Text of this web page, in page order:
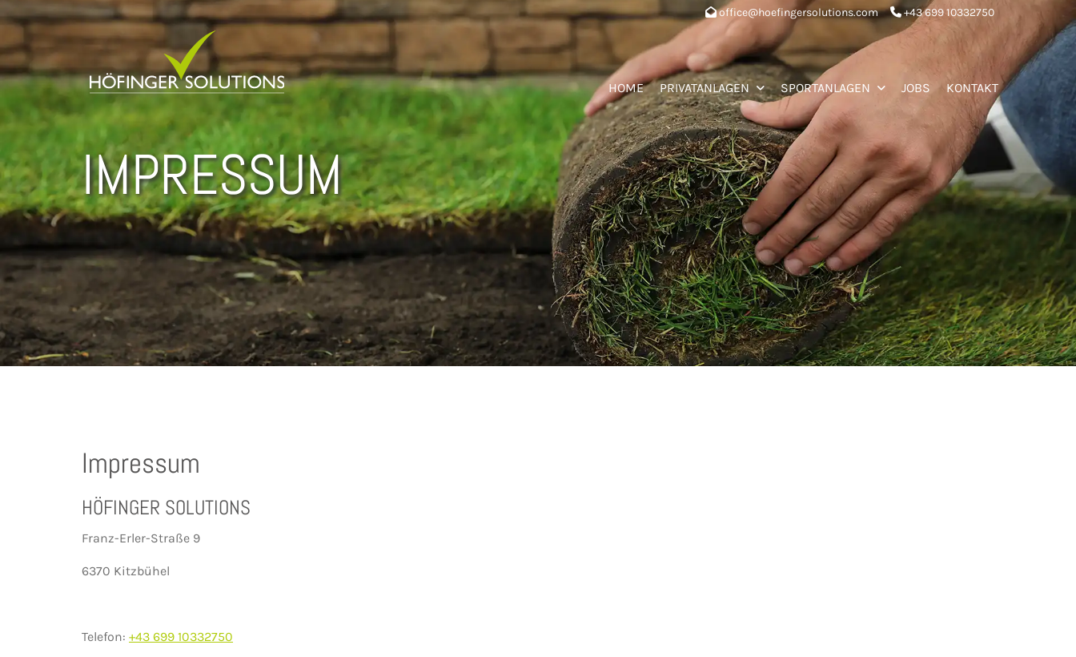
 office@hoefingersolutions.com  +43 699 10332750
HOME PRIVATANLAGEN SPORTANLAGEN JOBS KONTAKT
IMPRESSUM
Impressum
HÖFINGER SOLUTIONS
Franz-Erler-Straße 9
6370 Kitzbühel
Telefon: +43 699 10332750